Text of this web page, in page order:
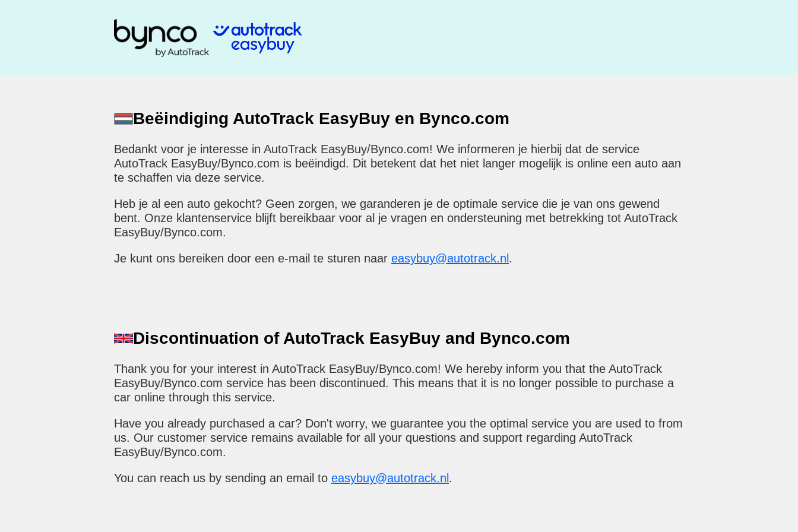
Beëindiging AutoTrack EasyBuy en Bynco.com
Bedankt voor je interesse in AutoTrack EasyBuy/Bynco.com! We informeren je hierbij dat de service
AutoTrack EasyBuy/Bynco.com is beëindigd. Dit betekent dat het niet langer mogelijk is online een auto aan
te schaffen via deze service.
Heb je al een auto gekocht? Geen zorgen, we garanderen je de optimale service die je van ons gewend
bent. Onze klantenservice blijft bereikbaar voor al je vragen en ondersteuning met betrekking tot AutoTrack
EasyBuy/Bynco.com.
Je kunt ons bereiken door een e-mail te sturen naar easybuy@autotrack.nl .
Discontinuation of AutoTrack EasyBuy and Bynco.com
Thank you for your interest in AutoTrack EasyBuy/Bynco.com! We hereby inform you that the AutoTrack
EasyBuy/Bynco.com service has been discontinued. This means that it is no longer possible to purchase a
car online through this service.
Have you already purchased a car? Don't worry, we guarantee you the optimal service you are used to from
us. Our customer service remains available for all your questions and support regarding AutoTrack
EasyBuy/Bynco.com.
You can reach us by sending an email to easybuy@autotrack.nl .